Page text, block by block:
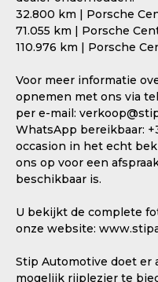
32.800 km | Porsche
71.055 km | Porsche
110.976 km | Porsche
Voor meer informatie
opnemen met ons via
per e-mail:
WhatsApp bereikbaar:
occasion in het echt
ons op voor een
beschikbaar is.
U bekijkt de complete
onze website:
Stip Automotive doet er
mogelijk rijplezier te